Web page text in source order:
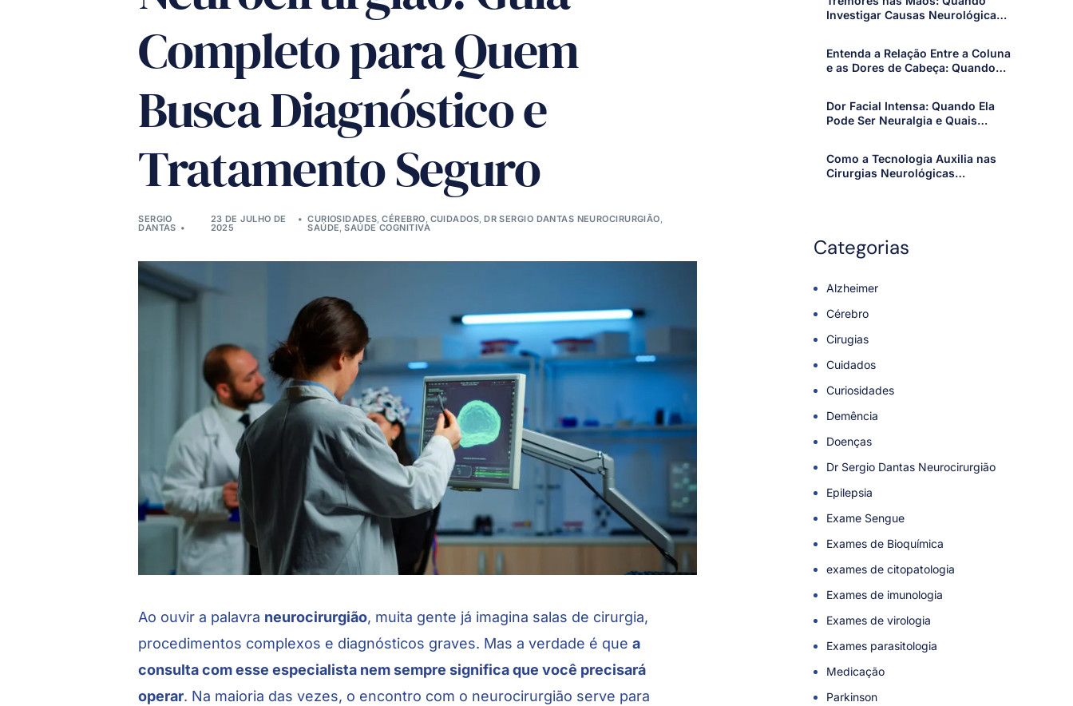
Completo para Quem
Busca Diagnóstico e
Tratamento Seguro
SERGIO
DANTAS
23 DE JULHO DE
2025
CURIOSIDADES ,CÉREBRO CUIDADOS ,DR SERGIO DANTAS NEUROCIRURGIÃO
SAÚDE ,SAÚDE COGNITIVA
Ao ouvir a palavra neurocirurgião, muita gente já imagina salas de cirurgia,
procedimentos complexos e diagnósticos graves. Mas a verdade é quea
consulta com esse especialista nem sempre significa que você precisará
operar. Na maioria das vezes, o encontro com o neurocirurgião serve para
Investigar Causas Neurológicas
Entenda a Relação Entre a Coluna
e as Dores de Cabeça: Quando
Dor Facial Intensa: Quando Ela
Pode Ser Neuralgia e Quais
Como a Tecnologia Auxilia nas
Cirurgias Neurológicas
Categorias
Alzheimer
Cérebro
Cirugias
Cuidados
Curiosidades
Demência
Doenças
Dr Sergio Dantas Neurocirurgião
Epilepsia
Exame Sengue
Exames de Bioquímica
exames de citopatologia
Exames de imunologia
Exames de virologia
Exames parasitologia
Medicação
Parkinson